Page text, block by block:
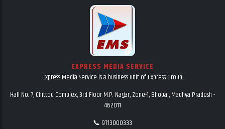
EXPRESS MEDIA SERVICE
Express Media Service is a business unit of Express Group.
Hall No. 7, Chittod Complex, 3rd Floor M.P. Nagar, Zone-1, Bhopal, Madhya Pradesh -
462011
📞 9713000333